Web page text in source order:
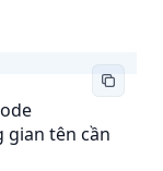
gian tên cần